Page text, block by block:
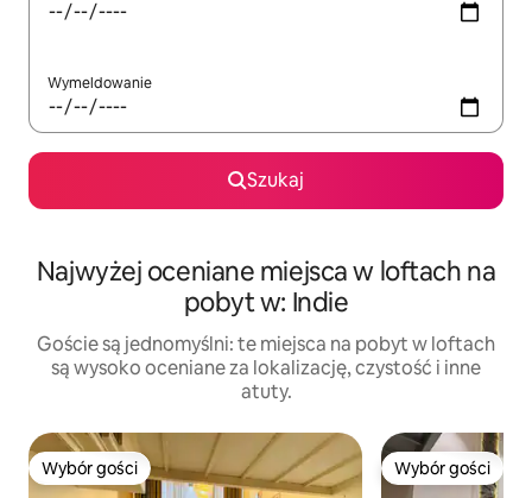
Wymeldowanie
Szukaj
Najwyżej oceniane miejsca w loftach na
pobyt w: Indie
Goście są jednomyślni: te miejsca na pobyt w loftach
są wysoko oceniane za lokalizację, czystość i inne
atuty.
Wybór gości
Wybór gości Wybór gości
Wybór gości